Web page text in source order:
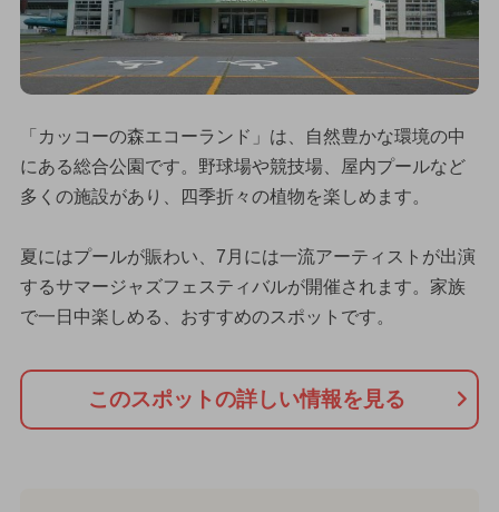
「カッコーの森エコーランド」は、自然豊かな環境の中
にある総合公園です。野球場や競技場、屋内プールなど
多くの施設があり、四季折々の植物を楽しめます。
夏にはプールが賑わい、7月には一流アーティストが出演
するサマージャズフェスティバルが開催されます。家族
で一日中楽しめる、おすすめのスポットです。
このスポットの詳しい情報を見る